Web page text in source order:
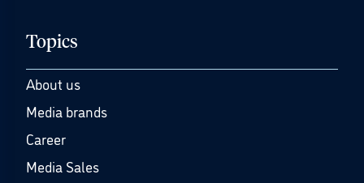
Topics
About us
Media brands
Career
Media Sales